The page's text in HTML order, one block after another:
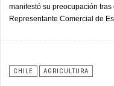
manifestó su preocupación
Representante Comercial de
investigación abierta bajo la
CHILE AGRICULTURA